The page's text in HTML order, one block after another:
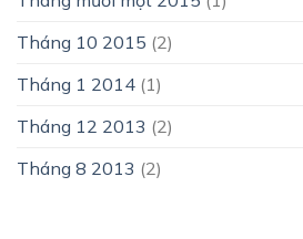
Tháng 10 2015 (2)
Tháng 1 2014 (1)
Tháng 12 2013 (2)
Tháng 8 2013 (2)